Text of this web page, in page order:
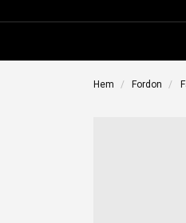
Hem Fordon